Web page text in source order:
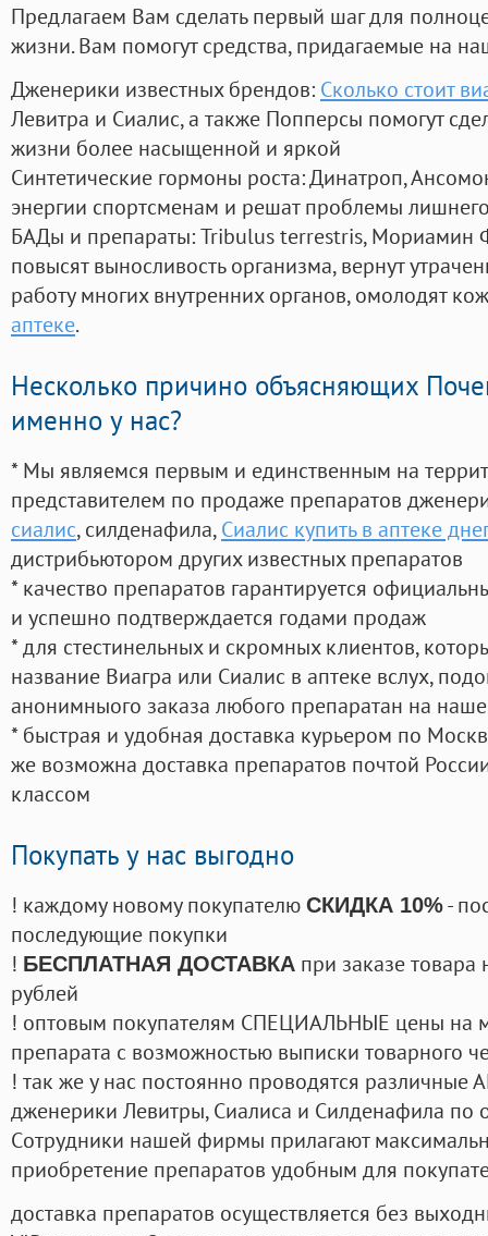
Предлагаем Вам сделать первый шаг для
жизни. Вам помогут средства, придагаемые на
Дженерики известных брендов: Сколько стоит
Левитра и Сиалис, а также Попперсы помогут
жизни более насыщенной и яркой
Синтетические гормоны роста: Динатроп,
энергии спортсменам и решат проблемы
БАДы и препараты:Tribulus terrestris, Мориамин
повысят выносливость организма, вернут
работу многих внутренних органов, омолодят
аптеке.
Несколько причино объясняющих
именно у нас?
* Мы являемся первым и единственным на
представителем по продаже препаратов
сиалис, силденафила, Сиалис купить в аптеке
дистрибьютором других известных препаратов
* качество препаратов гарантируется
и успешно подтверждается годами продаж
* для стестинельных и скромных клиентов,
название Виагра или Сиалис в аптеке вслух,
анонимныого заказа любого препаратан на
* быстрая и удобная доставка курьером по
же возможна доставка препаратов почтой
классом
Покупать у нас выгодно
! каждому новому покупателю СКИДКА 10%-
последующие покупки
! БЕСПЛАТНАЯ ДОСТАВКА при заказе
рублей
! оптовым покупателям СПЕЦИАЛЬНЫЕ цены на
препарата с возможностью выписки товарного
! так же у нас постоянно проводятся
дженерики Левитры, Сиалиса и Силденафила по
Cотрудники нашей фирмы прилагают
приобретение препаратов удобным для
доставка препаратов осуществляется без